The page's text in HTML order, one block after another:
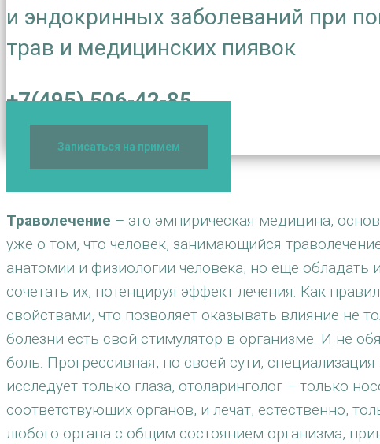
и эндокринных заболеваний при
трав и медицинских пиявок
+7(495) 506-42-85
Записаться на примем
Траволечение – это эмпирическая медицина,
уже о том, что человек, занимающийся
анатомии и физиологии человека, но еще
сочетать их, потенцируя эффект лечения. Как
свойствами, что позволяет оказывать влияние не
болезни есть свой стимулятор в организме. И не
боль. Прогрессивная, по своей сути,
исследует только глаза, отоларинголог – только
соответствующих органов, и лечат, естественно,
любого органа с общим состоянием организма,